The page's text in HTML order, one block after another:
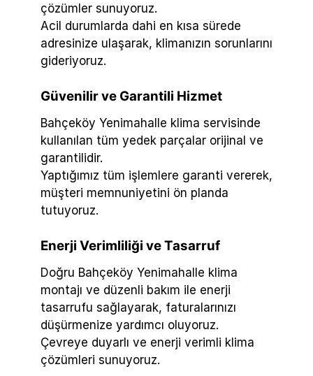
çözümler sunuyoruz.
Acil durumlarda dahi en kısa sürede
adresinize ulaşarak, klimanızın sorunlarını
gideriyoruz.
Güvenilir ve Garantili Hizmet
Bahçeköy Yenimahalle klima servisinde
kullanılan tüm yedek parçalar orijinal ve
garantilidir.
Yaptığımız tüm işlemlere garanti vererek,
müşteri memnuniyetini ön planda
tutuyoruz.
Enerji Verimliliği ve Tasarruf
Doğru Bahçeköy Yenimahalle klima
montajı ve düzenli bakım ile enerji
tasarrufu sağlayarak, faturalarınızı
düşürmenize yardımcı oluyoruz.
Çevreye duyarlı ve enerji verimli klima
çözümleri sunuyoruz.